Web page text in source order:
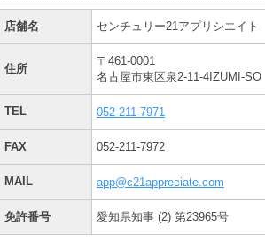
店舗名 センチュリー21アプリシエイト
住所
〒461-0001
名古屋市東区泉2-11-4IZUMI-SO
TEL 052-211-7971
FAX 052-211-7972
MAIL app@c21appreciate.com
免許番号 愛知県知事 (2) 第23965号